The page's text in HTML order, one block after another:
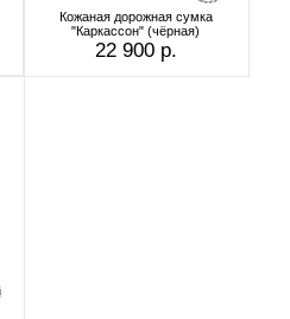
Кожаная дорожная сумка
"Каркассон" (чёрная)
22 900 р.